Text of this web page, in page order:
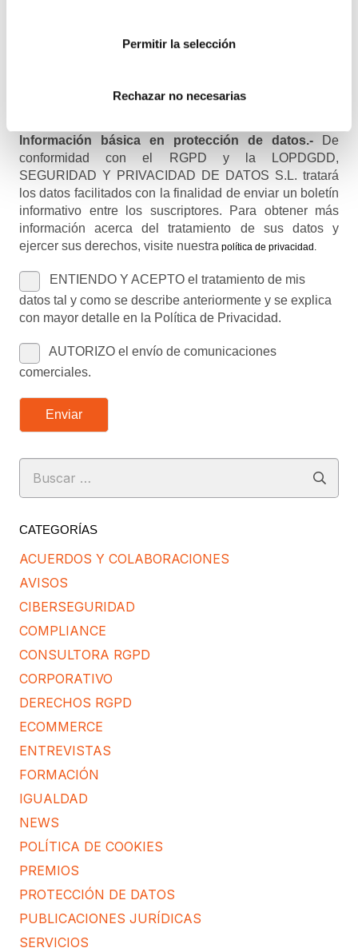
Permitir la selección
Rechazar no necesarias
Información básica en protección de datos.- De
conformidad con el RGPD y la LOPDGDD,
SEGURIDAD Y PRIVACIDAD DE DATOS S.L. tratará
los datos facilitados con la finalidad de enviar un boletín
informativo entre los suscriptores. Para obtener más
información acerca del tratamiento de sus datos y
ejercer sus derechos, visite nuestra política de privacidad .
ENTIENDO Y ACEPTO el tratamiento de mis
datos tal y como se describe anteriormente y se explica
con mayor detalle en la Política de Privacidad.
AUTORIZO el envío de comunicaciones
comerciales.
Enviar
Buscar:
CATEGORÍAS
ACUERDOS Y COLABORACIONES
AVISOS
CIBERSEGURIDAD
COMPLIANCE
CONSULTORA RGPD
CORPORATIVO
DERECHOS RGPD
ECOMMERCE
ENTREVISTAS
FORMACIÓN
IGUALDAD
NEWS
POLÍTICA DE COOKIES
PREMIOS
PROTECCIÓN DE DATOS
PUBLICACIONES JURÍDICAS
SERVICIOS